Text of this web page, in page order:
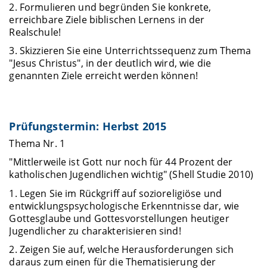
2. Formulieren und begründen Sie konkrete,
erreichbare Ziele biblischen Lernens in der
Realschule!
3. Skizzieren Sie eine Unterrichtssequenz zum Thema
"Jesus Christus", in der deutlich wird, wie die
genannten Ziele erreicht werden können!
Prüfungstermin: Herbst 2015
Thema Nr. 1
"Mittlerweile ist Gott nur noch für 44 Prozent der
katholischen Jugendlichen wichtig" (Shell Studie 2010)
1. Legen Sie im Rückgriff auf sozioreligiöse und
entwicklungspsychologische Erkenntnisse dar, wie
Gottesglaube und Gottesvorstellungen heutiger
Jugendlicher zu charakterisieren sind!
2. Zeigen Sie auf, welche Herausforderungen sich
daraus zum einen für die Thematisierung der